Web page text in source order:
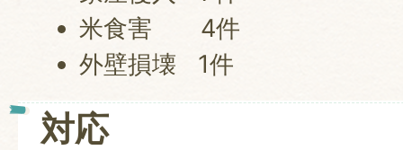
米食害 4件
外壁損壊 1件
対応